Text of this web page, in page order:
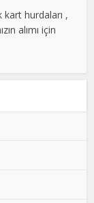
hurdaları ,
alımı için